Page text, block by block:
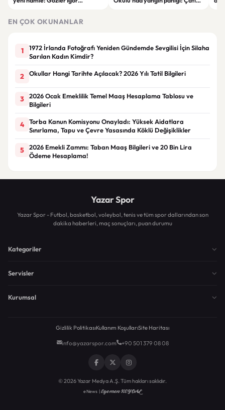
EN ÇOK OKUNANLAR
1
1972 İrlanda Fotoğrafı Yeniden Gündemde Sevgilisi İçin Silaha
Sarılan Kadın Kimdir?
2 Okullar Hangi Tarihte Açılacak? 2026 Yılı Tatil Bilgileri
3
2026 Ocak Emeklilik Temel Maaş Hesaplama Tablosu ve
Bilgileri
4
Torba Kanun Komisyonu Onayladı: Yüksek Aidatlara
Sınırlama, Tapu ve Çevre Yasasında Köklü Değişiklikler
5
2026 Emekli Zammı: Taban Maaş Bilgileri ve 20 Bin Lira
Ödeme Hesaplama!
Yazar Spor
Yazar Spor - Futbol, basketbol, voleybol, tenis ve tüm spor dallarından son
dakika haberleri, maç sonuçları, puan durumu
Kategoriler
Servisler
Kurumsal
Gizlilik PolitikasıKullanım KoşullarıSite Haritası
info@yazarspor.com +90 501 379 08 08
© 2026 Yazar Medya A.Ş. Tüm hakları saklıdır.
eNews |Egemen KEYDAL